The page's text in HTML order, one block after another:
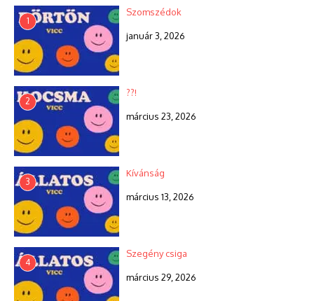
1
Szomszédok
január 3, 2026
2
??!
március 23, 2026
3
Kívánság
március 13, 2026
4
Szegény csiga
március 29, 2026